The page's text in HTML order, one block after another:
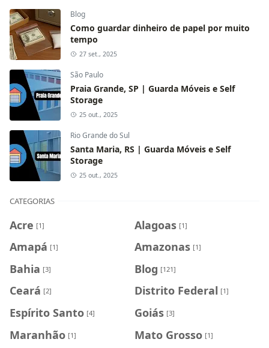
Blog
Como guardar dinheiro de papel por muito
tempo
27 set., 2025
São Paulo
Praia Grande, SP | Guarda Móveis e Self
Storage
25 out., 2025
Rio Grande do Sul
Santa Maria, RS | Guarda Móveis e Self
Storage
25 out., 2025
CATEGORIAS
Acre [1] Alagoas [1]
Amapá [1] Amazonas [1]
Bahia [3] Blog [121]
Ceará [2] Distrito Federal [1]
Espírito Santo [4] Goiás [3]
Maranhão [1] Mato Grosso [1]